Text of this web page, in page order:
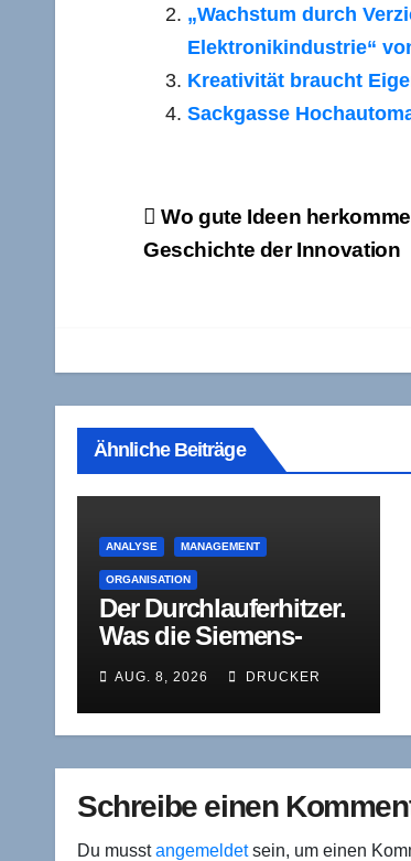
„Wachstum durch
Elektronikindustrie“
Kreativität braucht
Sackgasse
Wo gute Ideen
Geschichte der Innovation
Ähnliche Beiträge
ANALYSE MANAGEMENT
ORGANISATION
Der Durchlauferhitzer.
Was die Siemens-
den wahren Zweck der
mittleren
AUG. 8, 2026 DRUCKER
Schreibe einen
Du musstangemeldetsein, um einen